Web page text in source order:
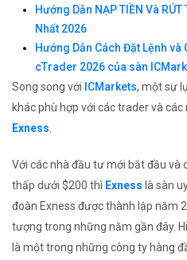
Hướng Dẫn NẠP TIỀN Và
Nhất 2026
Hướng Dẫn Cách Đặt Lệnh
cTrader 2026 của sàn
Song song với ICMarkets, một sự
khác phù hợp với các trader và
Exness
Với các nhà đầu tư mới bắt đầu và
thấp dưới $200 thì Exness là sàn
đoàn Exness được thành lập năm
tượng trong những năm gần đây.
là một trong những công ty hàng